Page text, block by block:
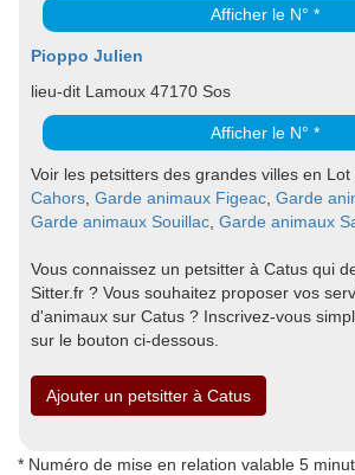
Afficher le N° *
Pioppo Julien
lieu-dit Lamoux 47170 Sos
Afficher le N° *
Voir les petsitters des grandes villes en Lot
Cahors Garde animaux Figeac Garde
Garde animaux Souillac Garde animaux
Vous connaissez un petsitter à Catus qui
Sitter.fr ? Vous souhaitez proposer vos
d'animaux sur Catus ? Inscrivez-vous
sur le bouton ci-dessous.
Ajouter un petsitter à Catus
* Numéro de mise en relation valable 5